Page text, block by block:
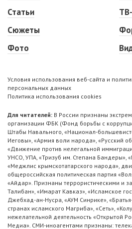
Статьи
Сюжеты
Фото
Условия использования веб-сайта и
персональных данных
Политика использования cookies
Для читателей: В России признаны
организации ФБК (Фонд борьбы с
Штабы Навального, «Национал-
Иеговы», «Армия воли народа», «Русский
«Движение против нелегальной
УНСО, УПА, «Тризуб им. Степана Бандеры»,
«Меджлис крымскотатарского народа»,
общероссийская политическая партия
«Айдар». Признаны террористическими и
Талибан», «Имарат Кавказ», «Исламское
Джебхад-ан-Нусра, «АУМ Синрике»,
странах исламского Магриба», «Сеть»,
нежелательной деятельность «Открытой
Медиа». СМИ-иноагентами признаны: